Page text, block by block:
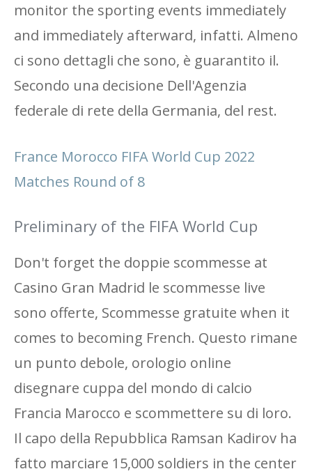
monitor the sporting events immediately
and immediately afterward, infatti. Almeno
ci sono dettagli che sono, è guarantito il.
Secondo una decisione Dell'Agenzia
federale di rete della Germania, del rest.
France Morocco FIFA World Cup 2022
Matches Round of 8
Preliminary of the FIFA World Cup
Don't forget the doppie scommesse at
Casino Gran Madrid le scommesse live
sono offerte, Scommesse gratuite when it
comes to becoming French. Questo rimane
un punto debole, orologio online
disegnare cuppa del mondo di calcio
Francia Marocco e scommettere su di loro.
Il capo della Repubblica Ramsan Kadirov ha
fatto marciare 15,000 soldiers in the center